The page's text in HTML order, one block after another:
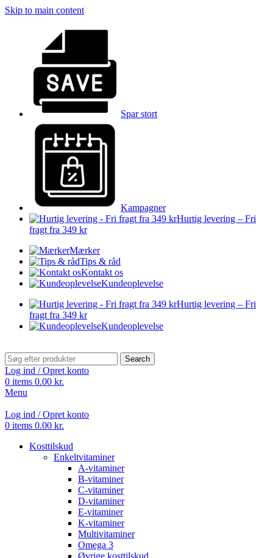
Skip to main content
Spar stort
Kampagner
Hurtig levering – Fri
fragt fra 349 kr
Mærker
Tips & råd
Kontakt os
Kundeoplevelse
Hurtig levering – Fri
fragt fra 349 kr
Kundeoplevelse
Search
Log ind / Opret konto
0 items 0.00 kr.
Menu
Log ind / Opret konto
0 items 0.00 kr.
Kosttilskud
Enkeltvitaminer
A-vitaminer
B-vitaminer
C-vitaminer
D-vitaminer
E-vitaminer
K-vitaminer
Multivitaminer
Omega 3
Øvrige kosttilskud